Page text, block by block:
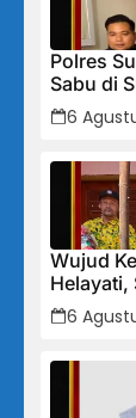
Polres
Sabu di
6
Wujud
Helayati,
6